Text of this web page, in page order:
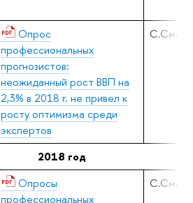
Опрос
профессиональных
прогнозистов:
неожиданный рост ВВП на
2,3% в 2018 г. не привел к
росту оптимизма среди
экспертов
2018 год
Опросы
профессиональных